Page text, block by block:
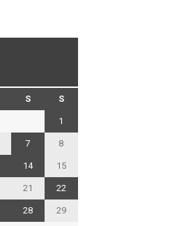
S S
1
7 8
14 15
21 22
28 29